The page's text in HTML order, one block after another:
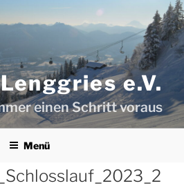
e.V.
einen Schritt voraus
Menü